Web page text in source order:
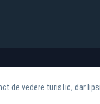
de vedere turistic, dar